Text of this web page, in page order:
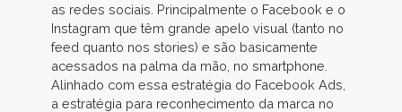
as redes sociais. Principalmente o Facebook e o
Instagram que têm grande apelo visual (tanto no
feed quanto nos stories) e são basicamente
acessados na palma da mão, no smartphone.
Alinhado com essa estratégia do Facebook Ads,
a estratégia para reconhecimento da marca no